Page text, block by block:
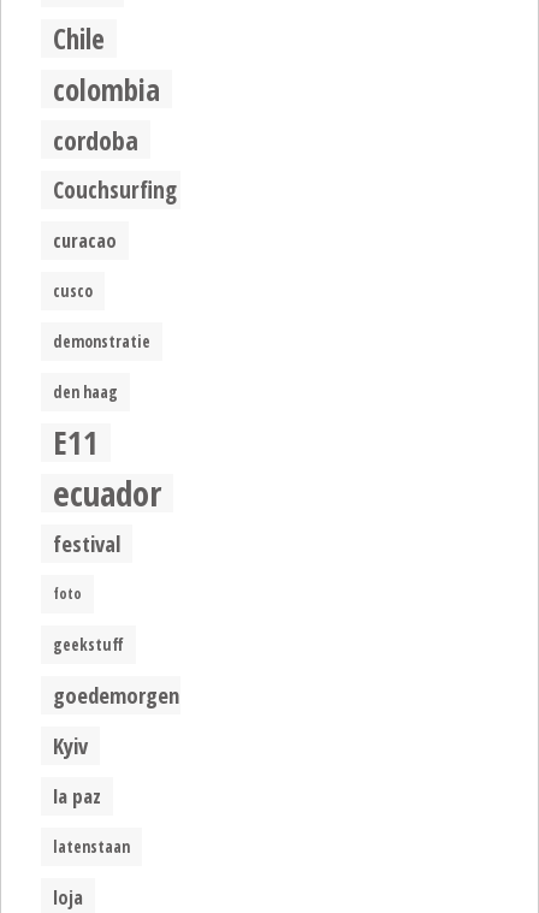
Chile
colombia
cordoba
Couchsurfing
curacao
cusco
demonstratie
den haag
E11
ecuador
festival
foto
geekstuff
goedemorgen
Kyiv
la paz
latenstaan
loja